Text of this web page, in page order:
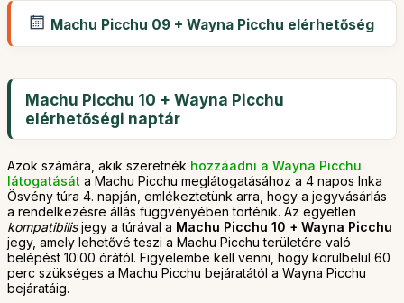
Machu Picchu 09 + Wayna Picchu elérhetőség
Machu Picchu 10 + Wayna Picchu
elérhetőségi naptár
Azok számára, akik szeretnék hozzáadni a Wayna Picchu
látogatását a Machu Picchu meglátogatásához a 4 napos Inka
Ösvény túra 4. napján, emlékeztetünk arra, hogy a jegyvásárlás
a rendelkezésre állás függvényében történik. Az egyetlen
kompatibilisjegy a túrával a Machu Picchu 10 + Wayna Picchu
jegy, amely lehetővé teszi a Machu Picchu területére való
belépést 10:00 órától. Figyelembe kell venni, hogy körülbelül 60
perc szükséges a Machu Picchu bejáratától a Wayna Picchu
bejáratáig.